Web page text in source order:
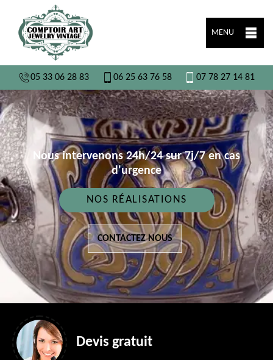
MENU
05 33 06 28 83 06 25 63 76 58 07 78 27 14 81
Nous intervenons 24h/24 sur 7j/7 en cas
d'urgence
NOS RÉALISATIONS
CONTACTEZ NOUS
Devis gratuit